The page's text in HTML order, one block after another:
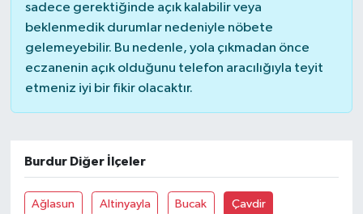
sadece gerektiğinde açık kalabilir veya
beklenmedik durumlar nedeniyle nöbete
gelemeyebilir. Bu nedenle, yola çıkmadan önce
eczanenin açık olduğunu telefon aracılığıyla teyit
etmeniz iyi bir fikir olacaktır.
Burdur Diğer İlçeler
Ağlasun Altinyayla Bucak Çavdir